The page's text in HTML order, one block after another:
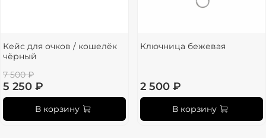
Кейс для очков / кошелёк
чёрный
7 500 ₽
5 250 ₽
В корзину
Ключница бежевая
2 500 ₽
В корзину